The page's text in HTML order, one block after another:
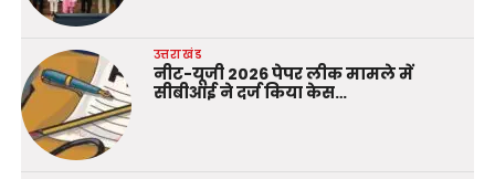
उत्तराखंड
नीट-यूजी 2026 पेपर लीक मामले में
सीबीआई ने दर्ज किया केस…